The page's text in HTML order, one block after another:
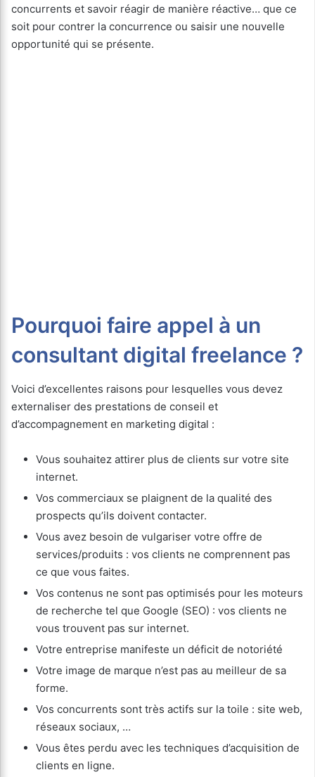
concurrents et savoir réagir de manière réactive… que ce
soit pour contrer la concurrence ou saisir une nouvelle
opportunité qui se présente.
Pourquoi faire appel à un
consultant digital freelance ?
Voici d’excellentes raisons pour lesquelles vous devez
externaliser des prestations de conseil et
d’accompagnement en marketing digital :
Vous souhaitez attirer plus de clients sur votre site
internet.
Vos commerciaux se plaignent de la qualité des
prospects qu’ils doivent contacter.
Vous avez besoin de vulgariser votre offre de
services/produits : vos clients ne comprennent pas
ce que vous faites.
Vos contenus ne sont pas optimisés pour les moteurs
de recherche tel que Google (SEO) : vos clients ne
vous trouvent pas sur internet.
Votre entreprise manifeste un déficit de notoriété
Votre image de marque n’est pas au meilleur de sa
forme.
Vos concurrents sont très actifs sur la toile : site web,
réseaux sociaux, …
Vous êtes perdu avec les techniques d’acquisition de
clients en ligne.